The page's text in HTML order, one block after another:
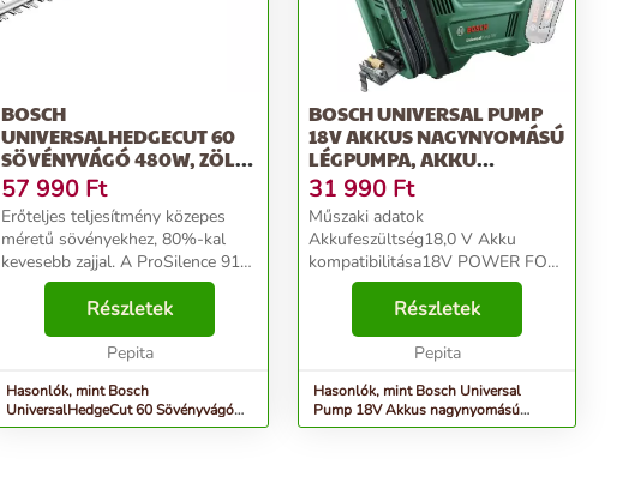
BOSCH
UNIVERSALHEDGECUT 60
SÖVÉNYVÁGÓ 480W, ZÖLD
(06008C0703)
57 990 Ft
Erőteljes teljesítmény közepes
méretű sövényekhez, 80%-kal
kevesebb zajjal. A ProSilence 91
dB hangtompító burkolatba egy
energiahatékony, 480 W-os motor
került, amely optimális
teljesítményt és telj...
Részletek
Pepita
Hasonlók, mint Bosch
UniversalHedgeCut 60 Sövényvágó
480W, Zöld (06008C0703)
BOSCH UNIVERSAL PUMP
18V AKKUS NAGYNYOMÁSÚ
LÉGPUMPA, AKKU
NÉLKÜL...
31 990 Ft
Műszaki adatok
Akkufeszültség18,0 V Akku
kompatibilitása18V POWER FOR
ALL ALLIANCE Ajánlott akku>=
1,5 Ah Max. nyomás10,30 bar
Max. nyomás150 psi Max.
nyomás1.030 kPa Max.
Részletek
Pepita
Hasonlók, mint Bosch Universal
Pump 18V Akkus nagynyomású
légpumpa, akku nélkül...